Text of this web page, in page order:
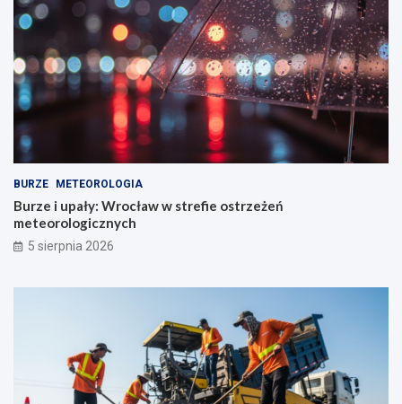
BURZE METEOROLOGIA
Burze i upały: Wrocław w strefie ostrzeżeń
meteorologicznych
5 sierpnia 2026